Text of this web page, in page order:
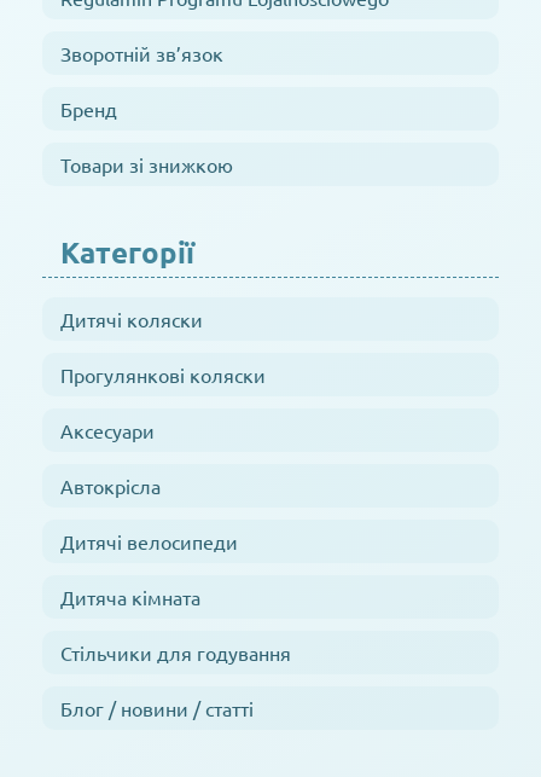
Зворотній зв’язок
Бренд
Товари зі знижкою
Категорії
Дитячі коляски
Прогулянкові коляски
Аксесуари
Автокрісла
Дитячі велосипеди
Дитяча кімната
Стільчики для годування
Блог / новини / статті